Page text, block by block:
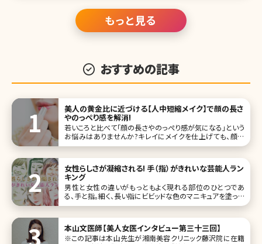
もっと見る
おすすめの記事
美人の黄金比に近づける【人中短縮メイク】で顔の長さ
やのっぺり感を解消!
若いころと比べて「顔の長さやのっぺり感が気になる」という
お悩みはありませんか?キレイにメイクを仕上げても、顔の
コンプレックスを解消するのはなかなか難しいですよね。そ
見せる「人中短縮メイク」。 そこで今回は、顔ののっぺり感を
解消して、美人の黄金
女性らしさが凝縮される! 手（指）がきれいな芸能人ラン
キング
男性と女性の違いがもっともよく現れる部位のひとつであ
る、手と指。細く、長い指にビビッドな色のマニキュアを塗って
いるきれいな女性は、女性から見てもドキッとする瞬間があ
せない美しい手肌を保つためには美容皮膚科で行われてい
る施術が有効です。手
本山文医師【美人女医インタビュー第三十三回】
※この記事は本山先生が湘南美容クリニック藤沢院に在籍